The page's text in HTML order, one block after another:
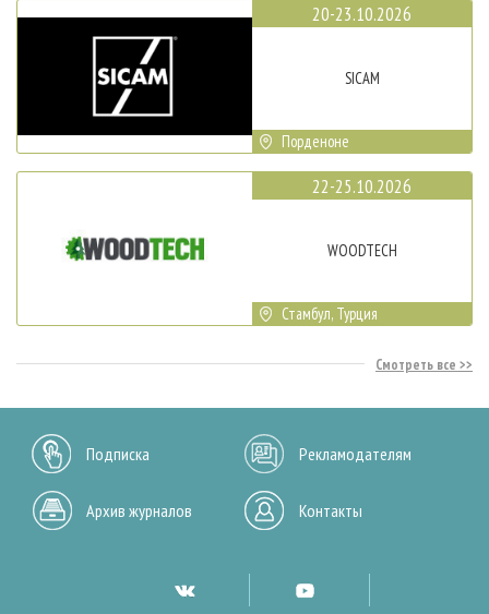
20-23.10.2026
SICAM
Порденоне
22-25.10.2026
WOODTECH
Стамбул, Турция
Смотреть все
Подписка Рекламодателям
Архив журналов Контакты